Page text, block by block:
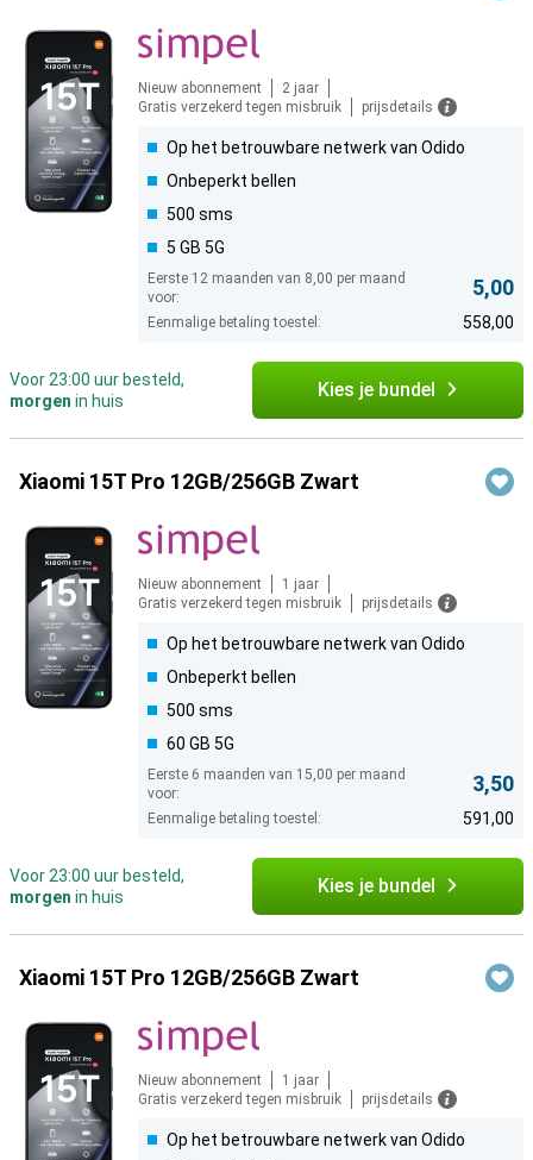
Nieuw abonnement
2 jaar
Gratis verzekerd tegen misbruik
prijsdetails
Op het betrouwbare netwerk van Odido
Onbeperkt bellen
500 sms
5 GB 5G
Eerste 12 maanden van 8,00 per maand
voor:
5,00
Eenmalige betaling toestel: 558,00
Voor 23:00 uur besteld,
morgen in huis Kies je bundel
Xiaomi 15T Pro 12GB/256GB Zwart
Nieuw abonnement
1 jaar
Gratis verzekerd tegen misbruik
prijsdetails
Op het betrouwbare netwerk van Odido
Onbeperkt bellen
500 sms
60 GB 5G
Eerste 6 maanden van 15,00 per maand
voor:
3,50
Eenmalige betaling toestel: 591,00
Voor 23:00 uur besteld,
morgen in huis Kies je bundel
Xiaomi 15T Pro 12GB/256GB Zwart
Nieuw abonnement
1 jaar
Gratis verzekerd tegen misbruik
prijsdetails
Op het betrouwbare netwerk van Odido